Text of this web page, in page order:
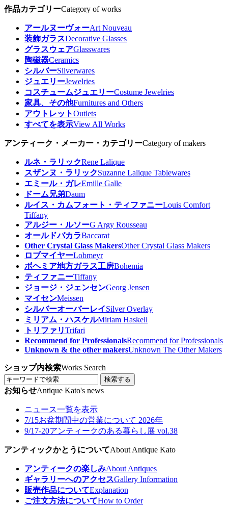
作品カテゴリーCategory of works
アールヌーヴォーArt Nouveau
装飾ガラスDecorative Glasses
グラスウェアGlasswares
陶磁器Ceramics
シルバーSilverwares
ジュエリーJewelries
コスチュームジュエリーCostume Jewelries
家具、その他Furnitures and Others
アウトレットOutlets
すべてを表示View All Works
アンティーク・メーカー・カテゴリーCategory of makers
ルネ・ラリックRene Lalique
スザンヌ・ラリックSuzanne Lalique Tablewares
エミール・ガレEmille Galle
ドーム兄弟Daum
ルイス・カムフォート・ティファニーLouis Comfort
Tiffany
アルジー・ルソーG Argy Rousseau
オールドバカラBaccarat
Other Crystal Glass MakersOther Crystal Glass Makers
ロブマイヤーLobmeyr
ボヘミア地方ガラス工房Bohemia
ティファニーTiffany
ジョージ・ジェンセンGeorg Jensen
マイセンMeissen
シルバーオーバーレイSilver Overlay
ミリアム・ハスケルMiriam Haskell
トリファリTrifari
Recommend for ProfessionalsRecommend for Professionals
Unknown & the other makersUnknown The Other Makers
ショップ内検索Works Search
検索する
お知らせAntique Kato's news
ニュース一覧を表示
7/15お盆期間中の営業について 2026年
9/17-20アンティークのある暮らし展 vol.38
アンティックかとうについてAbout Antique Kato
アンティークの楽しみAbout Antiques
ギャラリーへのアクセスGallery Information
販売作品についてExplanation
ご注文方法についてHow to Order